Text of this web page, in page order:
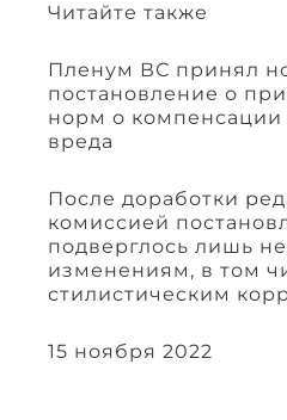
Читайте также
Пленум ВС принял
постановление о
норм о компенсации
вреда
После доработки
комиссией
подверглось лишь
изменениям, в том
стилистическим
15 ноября 2022